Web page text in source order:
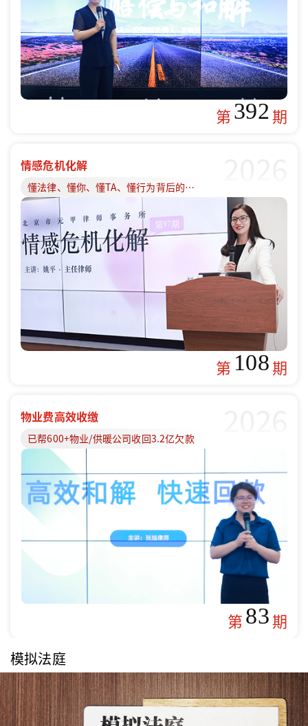
第392期
情感危机化解
懂法律、懂你、懂TA、懂行为背后的原因
第 108期
物业费高效收缴
已帮600+物业/供暖公司收回3.2亿欠款
第83期
模拟法庭